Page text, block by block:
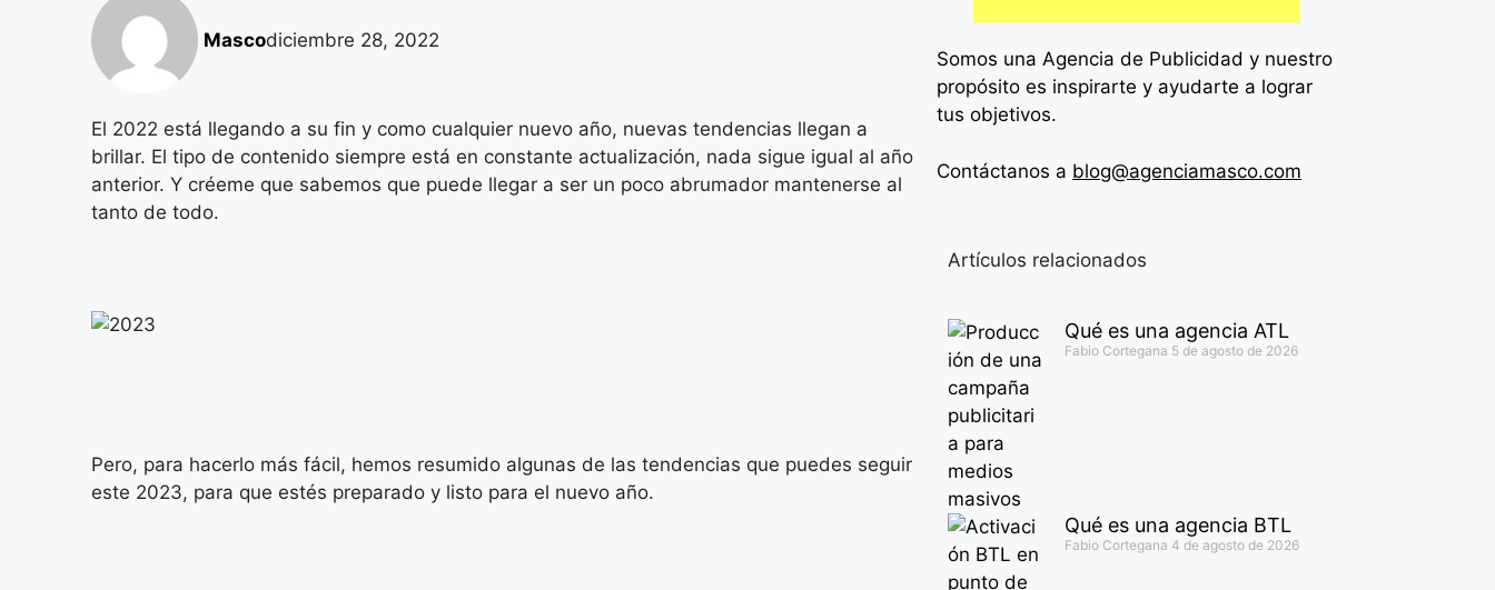
Mascodiciembre 28, 2022
El 2022 está llegando a su fin y como cualquier nuevo año, nuevas tendencias llegan a
brillar. El tipo de contenido siempre está en constante actualización, nada sigue igual al año
anterior. Y créeme que sabemos que puede llegar a ser un poco abrumador mantenerse al
tanto de todo.
Pero, para hacerlo más fácil, hemos resumido algunas de las tendencias que puedes seguir
este 2023, para que estés preparado y listo para el nuevo año.
Somos una Agencia de Publicidad y nuestro
propósito es inspirarte y ayudarte a lograr
tus objetivos.
Contáctanos a blog@agenciamasco.com
Artículos relacionados
Qué es una agencia ATL
Fabio Cortegana 5 de agosto de 2026
Qué es una agencia BTL
Fabio Cortegana 4 de agosto de 2026